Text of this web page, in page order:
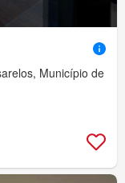
Município de